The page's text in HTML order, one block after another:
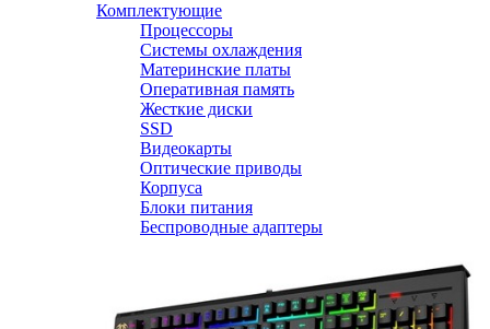
Комплектующие
Процессоры
Системы охлаждения
Материнские платы
Оперативная память
Жесткие диски
SSD
Видеокарты
Оптические приводы
Корпуса
Блоки питания
Беспроводные адаптеры